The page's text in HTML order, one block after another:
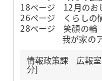
18ページ 12月のお
26ページ くらしの
28ページ 笑顔の輪
我が家のア
情報政策課 広報室
分]